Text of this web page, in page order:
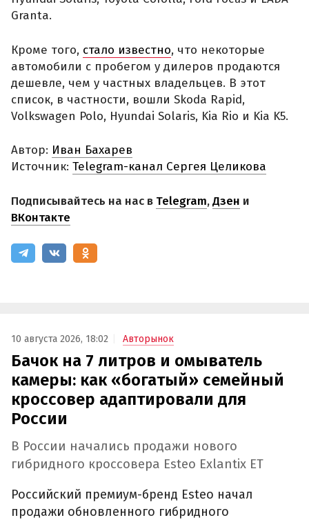
Granta.
Кроме того, стало известно, что некоторые
автомобили с пробегом у дилеров продаются
дешевле, чем у частных владельцев. В этот
список, в частности, вошли Skoda Rapid,
Volkswagen Polo, Hyundai Solaris, Kia Rio и Kia K5.
Автор: Иван Бахарев
Источник: Telegram-канал Сергея Целикова
Подписывайтесь на нас в Telegram,Дзен и
ВКонтакте
10 августа 2026, 18:02 Авторынок
Бачок на 7 литров и омыватель
камеры: как «богатый» семейный
кроссовер адаптировали для
России
В России начались продажи нового
гибридного кроссовера Esteo Exlantix ET
Российский премиум-бренд Esteo начал
продажи обновленного гибридного